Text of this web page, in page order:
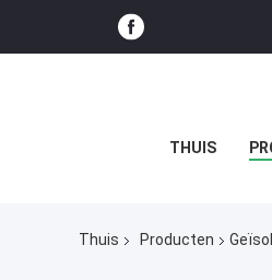
THUIS
Thuis Producten